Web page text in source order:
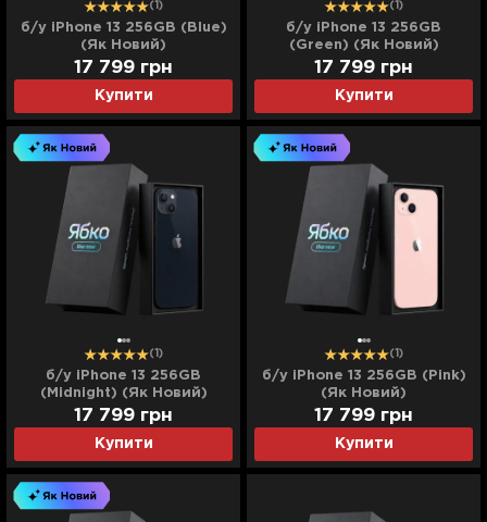
(1)
б/у iPhone 13 256GB (Blue)
(Як Новий)
Купити
17 799 грн
(1)
б/у iPhone 13 256GB
(Green) (Як Новий)
Купити
17 799 грн
(1)
б/у iPhone 13 256GB
(Midnight) (Як Новий)
Купити
17 799 грн
(1)
б/у iPhone 13 256GB (Pink)
(Як Новий)
Купити
17 799 грн